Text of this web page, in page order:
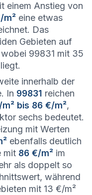
einem Anstieg von
m² eine etwas
Das
Gebieten auf
99831 mit 35
innerhalb der
In 99831 reichen
bis 86 €/m²,
sechs bedeutet.
mit Werten
ebenfalls deutlich
mit 86 €/m² im
als doppelt so
während
mit 13 €/m²